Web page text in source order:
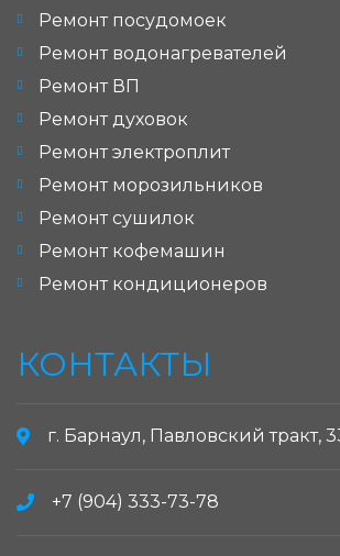
Ремонт посудомоек
Ремонт водонагревателей
Ремонт ВП
Ремонт духовок
Ремонт электроплит
Ремонт морозильников
Ремонт сушилок
Ремонт кофемашин
Ремонт кондиционеров
КОНТАКТЫ
г. Барнаул, Павловский тракт,
+7 (904) 333-73-78